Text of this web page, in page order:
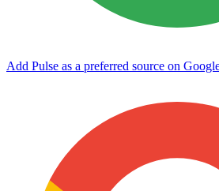
Add Pulse as a preferred source on